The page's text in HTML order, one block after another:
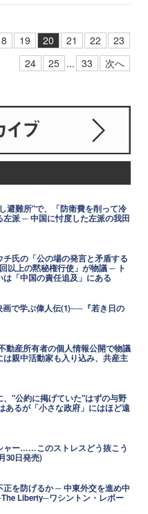
19 20 21 22
23
24
25 ... 33 次へ
避難所"で、「防衛費を削って冷
派 ─ 中国に忖度した左派の我田
チ氏の「公の場の発言と矛盾する
以上の黙秘権行使」が物議 ─ ト
「中国の責任追及」にある
画で学ぶ偉人伝(1)──『若き日の
動産所有者の個人情報公開で物議
親中活動家も入り込み、共産主
"公約に掲げていた"はずの与野
あるが「小さな政府」にはほど遠
ャー……このストレスどう抜こう
30日発売)
を防げるか ─ 中東外交を進め中
Liberty─ワシントン・レポー